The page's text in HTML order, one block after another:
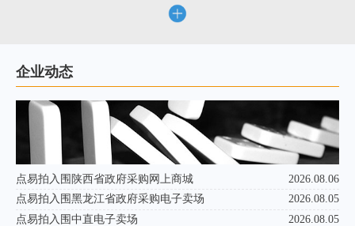
企业动态
点易拍入围陕西省政府采购网上商城
2026.08.06
点易拍入围黑龙江省政府采购电子卖场
2026.08.05
点易拍入围中直电子卖场
2026.08.05